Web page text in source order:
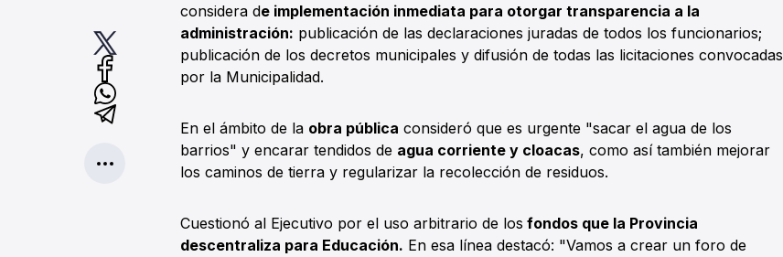
considera de implementación inmediata para otorgar transparencia a la
administración: publicación de las declaraciones juradas de todos los funcionarios;
publicación de los decretos municipales y difusión de todas las licitaciones convocadas
por la Municipalidad.
En el ámbito de la obra pública consideró que es urgente "sacar el agua de los
barrios" y encarar tendidos de agua corriente y cloacas, como así también mejorar
los caminos de tierra y regularizar la recolección de residuos.
Cuestionó al Ejecutivo por el uso arbitrario de los fondos que la Provincia
descentraliza para Educación. En esa línea destacó: "Vamos a crear un foro de